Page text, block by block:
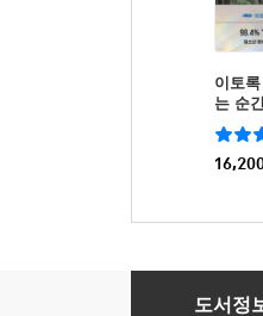
이토
는 순
2026 공인노
도서정